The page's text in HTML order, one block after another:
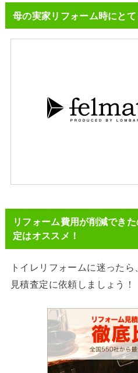
母の実家リフォーム時にと
リフォーム費用が削減でき
定はオススメ！
トイレリフォームに迷った
見積査定に依頼しましょう！